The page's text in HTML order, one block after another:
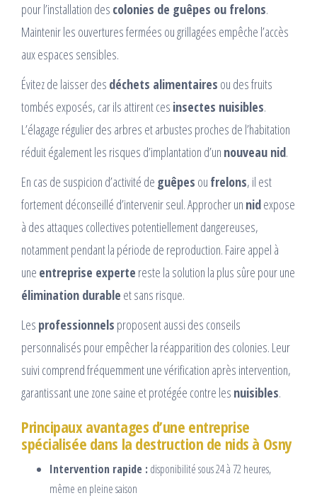
pour l’installation des colonies de guêpes ou frelons.
Maintenir les ouvertures fermées ou grillagées empêche l’accès
aux espaces sensibles.
Évitez de laisser des déchets alimentaires ou des fruits
tombés exposés, car ils attirent ces insectes nuisibles.
L’élagage régulier des arbres et arbustes proches de l’habitation
réduit également les risques d’implantation d’un nouveau nid.
En cas de suspicion d’activité de guêpes ou frelons, il est
fortement déconseillé d’intervenir seul. Approcher un nidexpose
à des attaques collectives potentiellement dangereuses,
notamment pendant la période de reproduction. Faire appel à
une entreprise experte reste la solution la plus sûre pour une
élimination durable et sans risque.
Les professionnels proposent aussi des conseils
personnalisés pour empêcher la réapparition des colonies. Leur
suivi comprend fréquemment une vérification après intervention,
garantissant une zone saine et protégée contre les nuisibles.
Principaux avantages d’une entreprise
spécialisée dans la destruction de nids à Osny
Intervention rapide : disponibilité sous 24 à 72 heures,
même en pleine saison